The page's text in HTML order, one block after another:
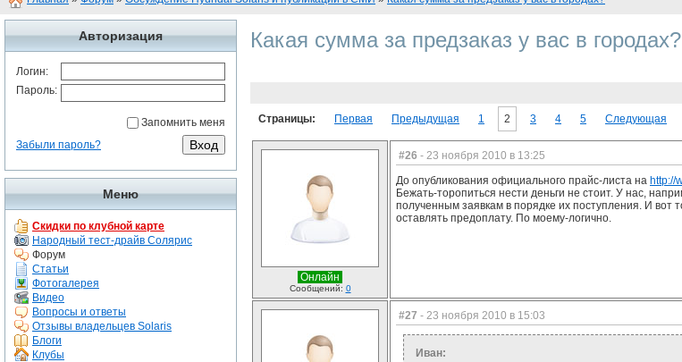
Авторизация
Логин:
Пароль:
Запомнить меня
Забыли пароль?
Меню
Скидки по клубной карте
Народный тест-драйв Солярис
Форум
Статьи
Фотогалерея
Видео
Вопросы и ответы
Отзывы владельцев Solaris
Блоги
Клубы
Какая сумма за предзаказ у вас в городах?
Страницы: Первая Предыдущая 1 2 3 4 5 Следующая
Онлайн
Сообщений: 0
#26 - 23 ноября 2010 в 13:25
До опубликования официального прайс-листа на http://
Бежать-торопиться нести деньги не стоит. У нас,
полученным заявкам в порядке их поступления. И вот
оставлять предоплату. По моему-логично.
#27 - 23 ноября 2010 в 15:03
Иван: